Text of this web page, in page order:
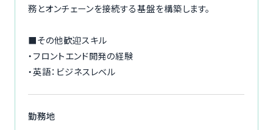
務とオンチェーンを接続する基盤を構築します。
■その他歓迎スキル
・フロントエンド開発の経験
・英語：ビジネスレベル
勤務地